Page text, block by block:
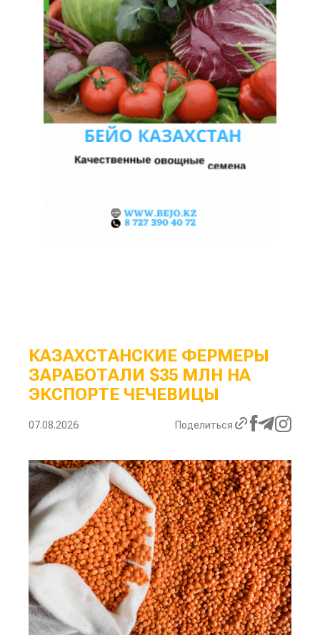
КАЗАХСТАНСКИЕ ФЕРМЕРЫ
ЗАРАБОТАЛИ $35 МЛН НА
ЭКСПОРТЕ ЧЕЧЕВИЦЫ
07.08.2026 Поделиться